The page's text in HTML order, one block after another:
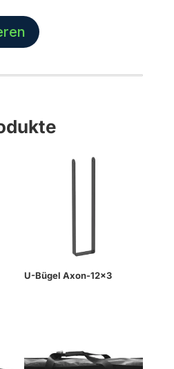
U-Bügel Axon-12×3